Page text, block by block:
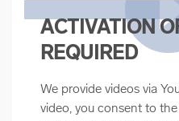
ACTIVATION
REQUIRED
We provide videos via
video, you consent to